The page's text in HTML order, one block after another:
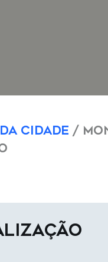
Cidade /